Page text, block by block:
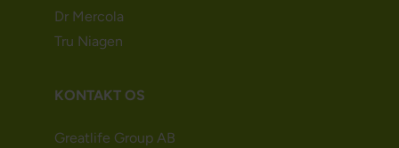
Dr Mercola
Tru Niagen
KONTAKT OS
Greatlife Group AB